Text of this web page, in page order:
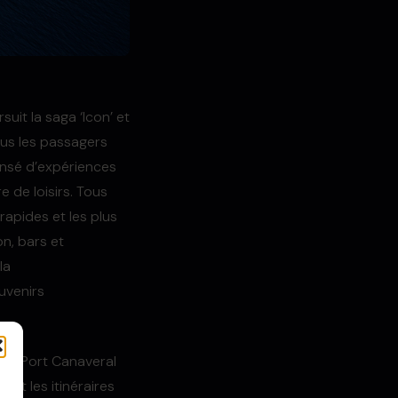
la saga ‘Icon’ et
les passagers
d’expériences
de loisirs. Tous
et les plus
bars et
Port Canaveral
et les itinéraires